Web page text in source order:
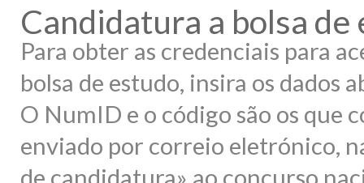
Candidatura a bolsa de
Para obter as credenciais para
bolsa de estudo, insira os dados
O NumID e o código são os que
enviado por correio eletrónico,
de candidatura» ao concurso